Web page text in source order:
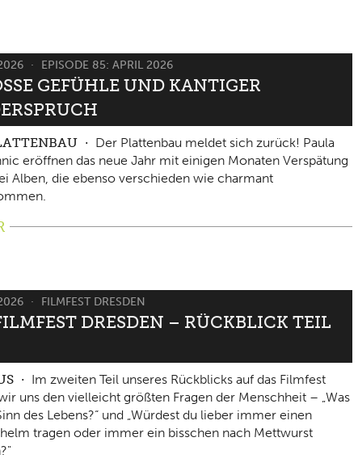
EPISODE 85: APRIL 2026
GEFÜHLE UND KANTIGER W
Der Plattenbau meldet sich zurück! Paula
eröffnen das neue Jahr mit einigen Monaten Verspätung
Alben, die ebenso verschieden wie charmant
FILMFEST DRESDEN
DRESDEN – RÜCKBLICK TEIL
Im zweiten Teil unseres Rückblicks auf das Filmfest
uns den vielleicht größten Fragen der Menschheit – „Was
des Lebens?“ und „Würdest du lieber immer einen
tragen oder immer ein bisschen nach Mettwurst